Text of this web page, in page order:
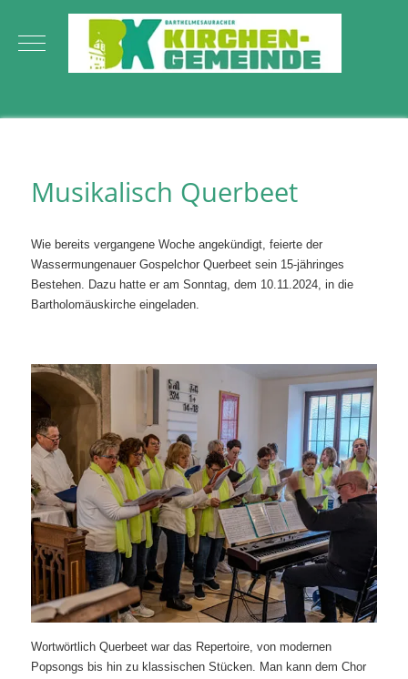
Mobile Menu Toggle
Musikalisch Querbeet
Wie bereits vergangene Woche angekündigt, feierte der
Wassermungenauer Gospelchor Querbeet sein 15-jähringes
Bestehen. Dazu hatte er am Sonntag, dem 10.11.2024, in die
Bartholomäuskirche eingeladen.
Wortwörtlich Querbeet war das Repertoire, von modernen
Popsongs bis hin zu klassischen Stücken. Man kann dem Chor